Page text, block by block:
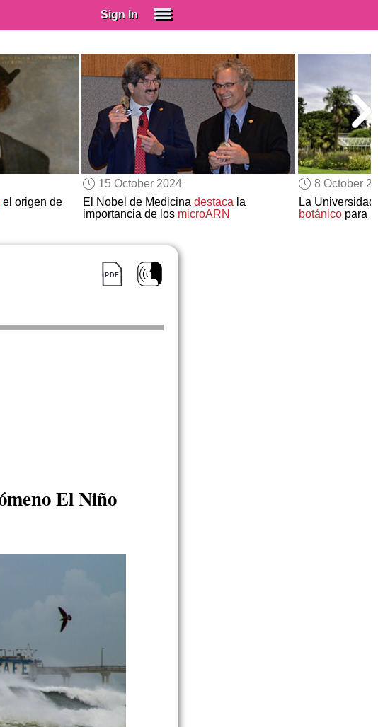
Sign In
Spanish (Spain)
Spanish (Latino)
SUBSCRIBE
EDUCATIONAL LICENSES
GIFT CARDS
OTHER LANGUAGES
ABOUT US
el origen de
15 October 2024
El Nobel de Medicina destacala
importancia de los microARN
8 October
La
botánico para
El Niño